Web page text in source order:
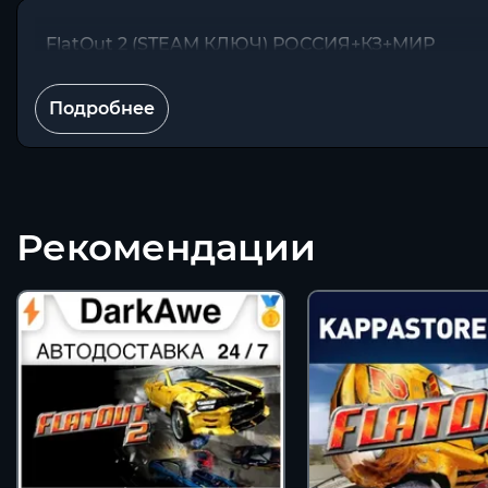
FlatOut 2 (STEAM КЛЮЧ) РОССИЯ+КЗ+МИР
Подробнее
Рекомендации